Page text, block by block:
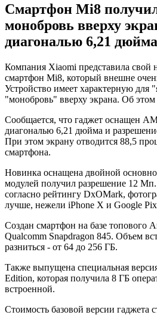
Смартфон Mi8
монобровь вверху
диагональю 6,21
Компания Xiaomi представила свой
смартфон Mi8, который внешне
Устройство имеет характерную для
"монобровь" вверху экрана. Об
Сообщается, что гаджет оснащен
диагональю 6,21 дюйма и
При этом экрану отводится 88,5
смартфона.
Новинка оснащена двойной
модулей получил разрешение 12
согласно рейтингу DxOMark,
лучше, нежели iPhone X и Google
Создан смартфон на базе топового
Qualcomm Snapdragon 845. Объем
разниться - от 64 до 256 ГБ.
Также выпущена специальная
Edition, которая получила 8 ГБ
встроенной.
Стоимость базовой версии гаджета